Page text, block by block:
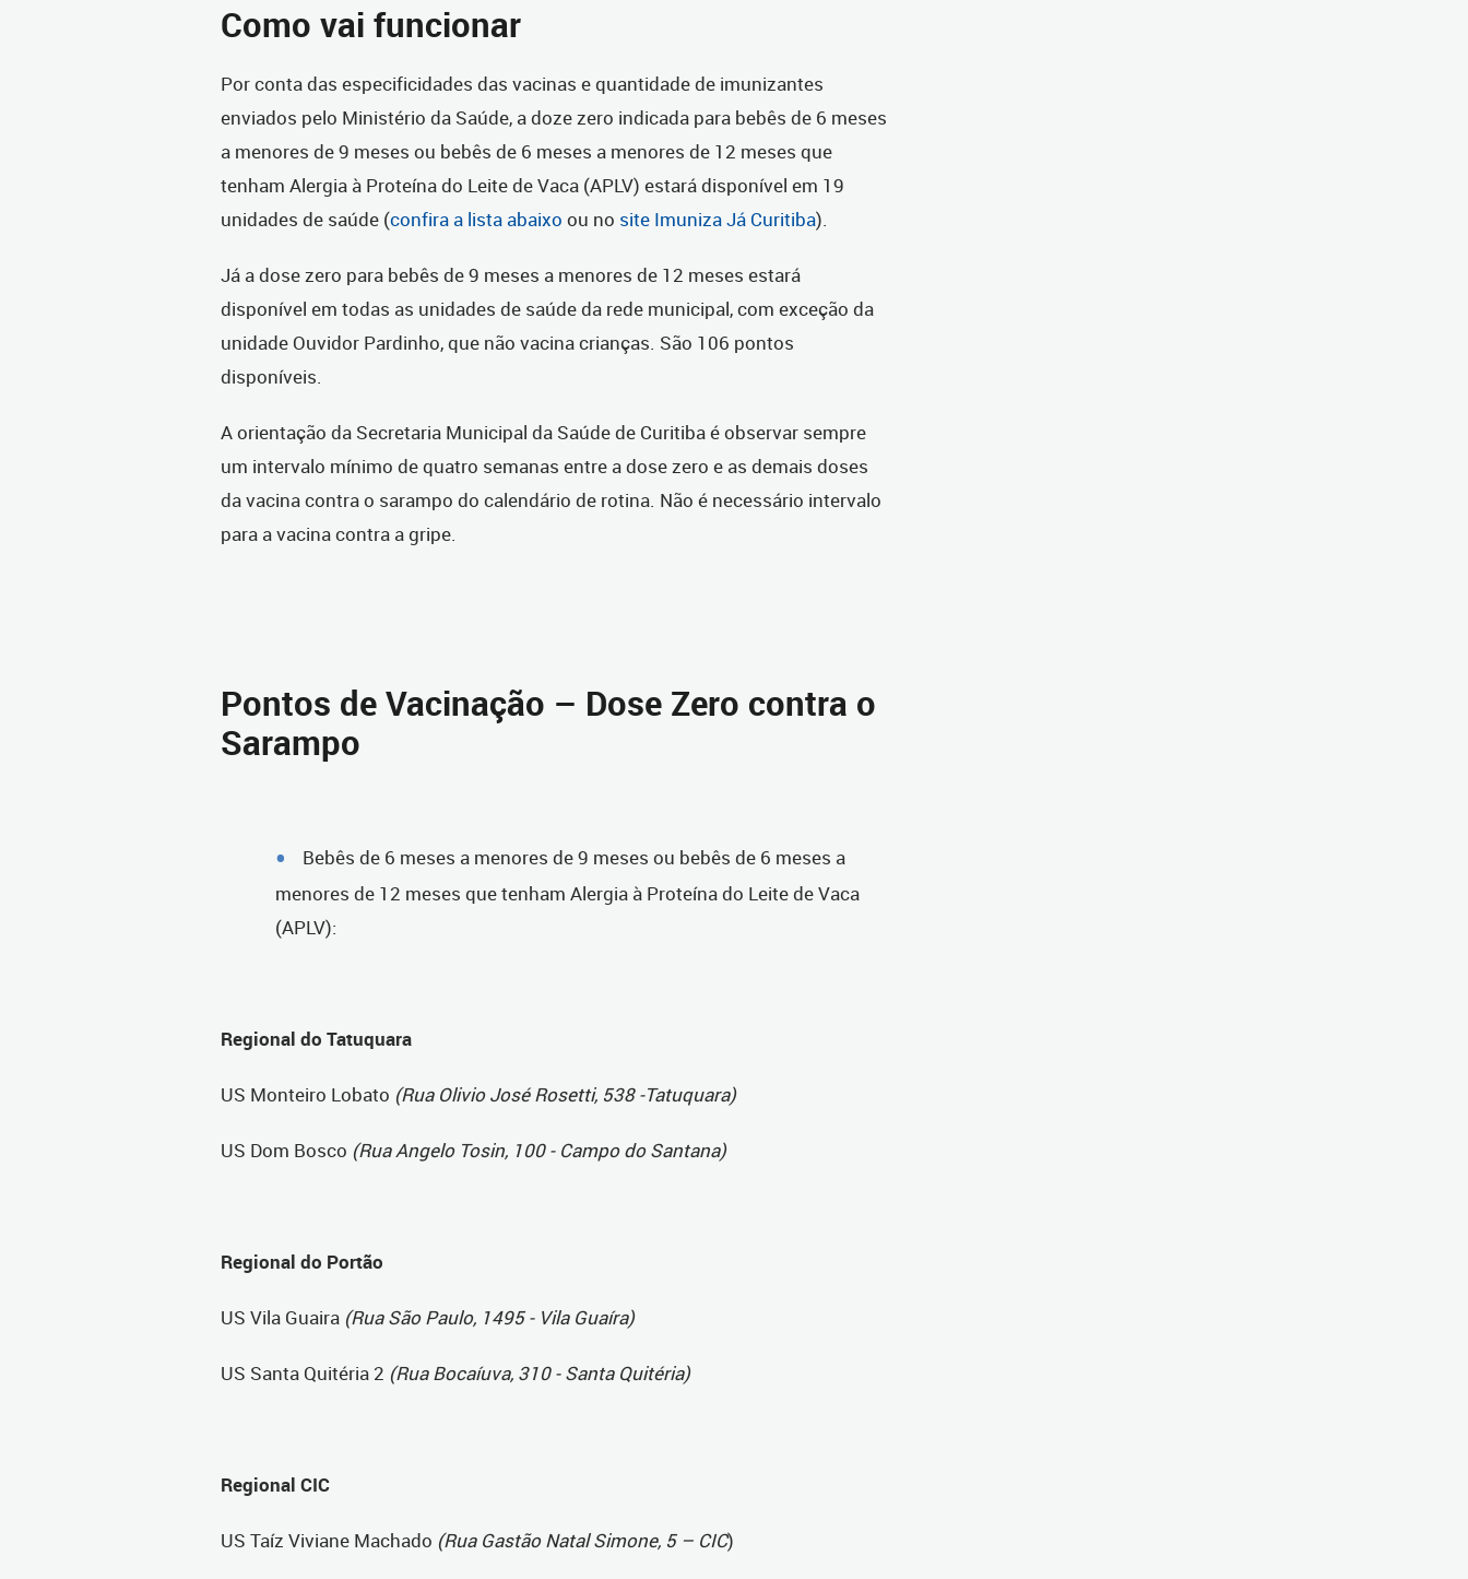
Como vai funcionar
Por conta das especificidades das vacinas e quantidade de imunizantes
enviados pelo Ministério da Saúde, a doze zero indicada para bebês de 6 meses
a menores de 9 meses ou bebês de 6 meses a menores de 12 meses que
tenham Alergia à Proteína do Leite de Vaca (APLV) estará disponível em 19
unidades de saúde (confira a lista abaixo ou no site Imuniza Já Curitiba).
Já a dose zero para bebês de 9 meses a menores de 12 meses estará
disponível em todas as unidades de saúde da rede municipal, com exceção da
unidade Ouvidor Pardinho, que não vacina crianças. São 106 pontos
disponíveis.
A orientação da Secretaria Municipal da Saúde de Curitiba é observar sempre
um intervalo mínimo de quatro semanas entre a dose zero e as demais doses
da vacina contra o sarampo do calendário de rotina. Não é necessário intervalo
para a vacina contra a gripe.
Pontos de Vacinação – Dose Zero contra o
Sarampo
Bebês de 6 meses a menores de 9 meses ou bebês de 6 meses a
menores de 12 meses que tenham Alergia à Proteína do Leite de Vaca
(APLV):
Regional do Tatuquara
US Monteiro Lobato (Rua Olivio José Rosetti, 538 -Tatuquara)
US Dom Bosco (Rua Angelo Tosin, 100 - Campo do Santana)
Regional do Portão
US Vila Guaira (Rua São Paulo, 1495 - Vila Guaíra)
US Santa Quitéria 2 (Rua Bocaíuva, 310 - Santa Quitéria)
Regional CIC
US Taíz Viviane Machado (Rua Gastão Natal Simone, 5 – CIC)